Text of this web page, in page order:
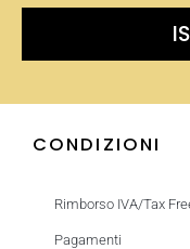
CONDIZIONI
Rimborso IVA/Tax
Pagamenti